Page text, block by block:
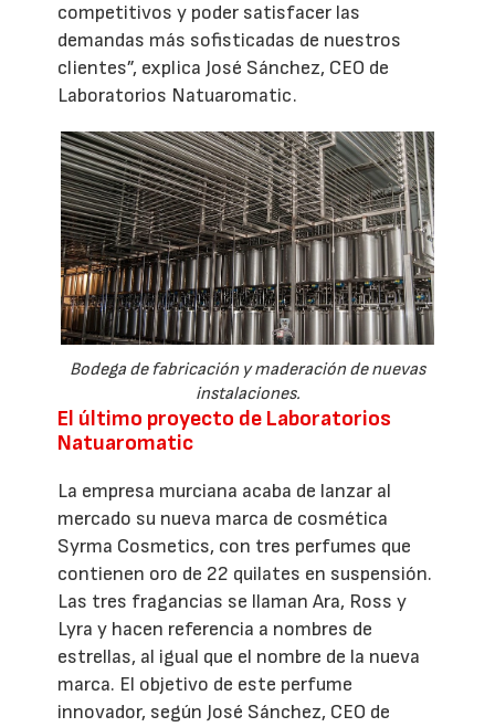
competitivos y poder satisfacer las
demandas más sofisticadas de nuestros
clientes”, explica José Sánchez, CEO de
Laboratorios Natuaromatic.
Bodega de fabricación y maderación de nuevas
instalaciones.
El último proyecto de Laboratorios
Natuaromatic
La empresa murciana acaba de lanzar al
mercado su nueva marca de cosmética
Syrma Cosmetics, con tres perfumes que
contienen oro de 22 quilates en suspensión.
Las tres fragancias se llaman Ara, Ross y
Lyra y hacen referencia a nombres de
estrellas, al igual que el nombre de la nueva
marca. El objetivo de este perfume
innovador, según José Sánchez, CEO de